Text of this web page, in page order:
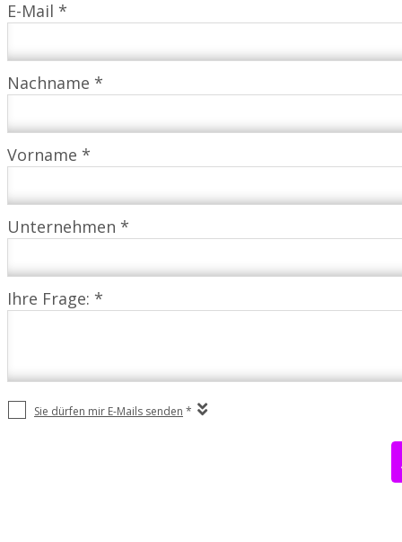
E-Mail *
Nachname *
Vorname *
Unternehmen *
Ihre Frage: *
Sie dürfen mir E-Mails senden *